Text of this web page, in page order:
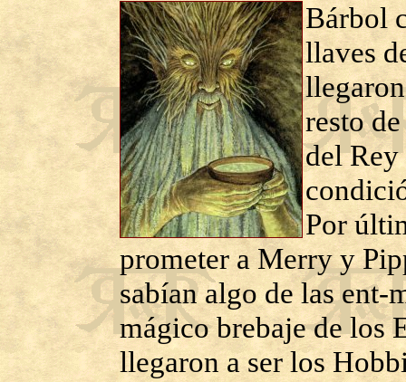
Bárbol
llaves
resto
del Rey
Por
prometer a Merry y
sabían algo de las ent-
mágico brebaje de los
llegaron a ser los